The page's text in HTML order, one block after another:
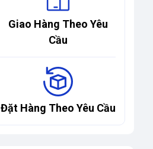
Giao Hàng Theo Yêu
Cầu
Đặt Hàng Theo Yêu Cầu